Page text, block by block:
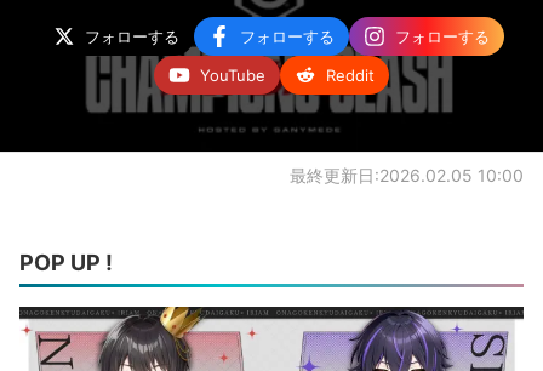
フォローする フォローする
フォローする
YouTube
Reddit
最終更新日:2026.02.05 10:00
POP UP !